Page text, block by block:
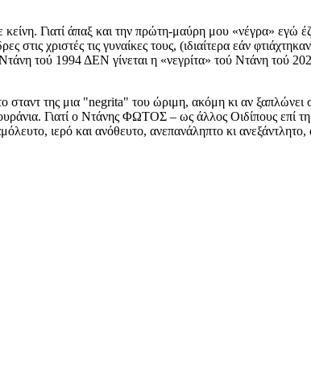
Γιατί άπαξ και την πρώτη-μαύρη μου «νέγρα» εγώ
χριστές τις γυναίκες τους, (ιδιαίτερα εάν
τού 1994 ΔΕΝ γίνεται η «νεγρίτα» τού Ντάνη τού
της μια "negrita" του ώριμη, ακόμη κι αν
Γιατί ο Ντάνης ΦΩΤΟΣ – ως άλλος Οιδίπους επί
ιερό και ανόθευτο, ανεπανάληπτο κι